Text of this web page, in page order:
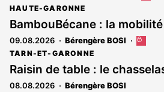
est
aux
HAUTE-GARONNE
BambouBécane : la
09.08.2026 Bérengère BOSI
Cet
réservé
TARN-ET-GARONNE
Raisin de table : le
08.08.2026 Bérengère BOSI